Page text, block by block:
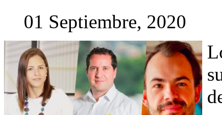
01 Septiembre, 2020